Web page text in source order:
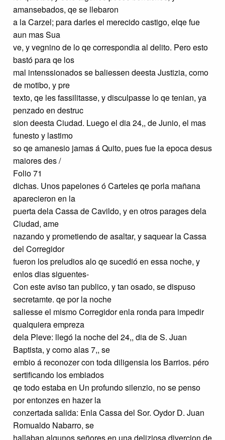
amansebados, qe se llebaron
a la Carzel; para darles el merecido castigo, elqe fue
aun mas Sua
ve, y vegnino de lo qe correspondia al delito. Pero esto
bastó para qe los
mal intenssionados se baliessen deesta Justizia, como
de motibo, y pre
texto, qe les fassilitasse, y disculpasse lo qe tenian, ya
penzado en destruc
sion deesta Ciudad. Luego el dia 24,, de Junio, el mas
funesto y lastimo
so qe amanesio jamas á Quito, pues fue la epoca desus
maiores des /
Folio 71
dichas. Unos papelones ó Carteles qe porla mañana
aparecieron en la
puerta dela Cassa de Cavildo, y en otros parages dela
Ciudad, ame
nazando y prometiendo de asaltar, y saquear la Cassa
del Corregidor
fueron los preludios alo qe sucedió en essa noche, y
enlos dias siguentes-
Con este aviso tan publico, y tan osado, se dispuso
secretamte. qe por la noche
saliesse el mismo Corregidor enla ronda para impedir
qualquiera empreza
dela Pleve: llegó la noche del 24,, dia de S. Juan
Baptista, y como alas 7,, se
embio á reconozer con toda diligensia los Barrios. péro
sertificando los embiados
qe todo estaba en Un profundo silenzio, no se penso
por entonzes en hazer la
conzertada salida: Enla Cassa del Sor. Oydor D. Juan
Romualdo Nabarro, se
hallaban algunos señores en una deliziosa divercion de